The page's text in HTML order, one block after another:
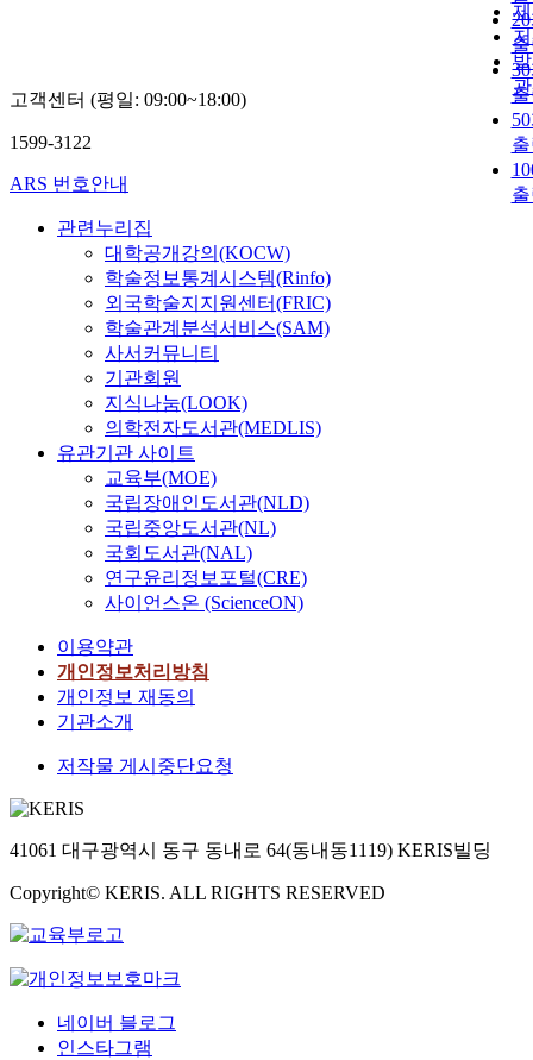
고객센터 (평일: 09:00~18:00)
1599-3122
ARS 번호안내
관련누리집
대학공개강의(KOCW)
학술정보통계시스템(Rinfo)
외국학술지지원센터(FRIC)
학술관계분석서비스(SAM)
사서커뮤니티
기관회원
지식나눔(LOOK)
의학전자도서관(MEDLIS)
유관기관 사이트
교육부(MOE)
국립장애인도서관(NLD)
국립중앙도서관(NL)
국회도서관(NAL)
연구윤리정보포털(CRE)
사이언스온 (ScienceON)
이용약관
개인정보처리방침
개인정보 재동의
기관소개
저작물 게시중단요청
41061 대구광역시 동구 동내로 64(동내동1119) KERIS빌딩
Copyright© KERIS. ALL RIGHTS RESERVED
네이버 블로그
인스타그램